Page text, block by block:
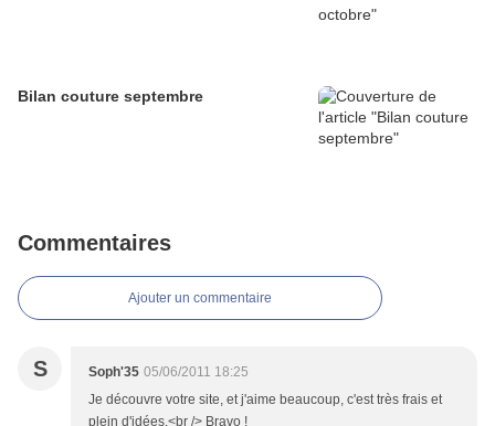
Bilan couture septembre
Commentaires
Ajouter un commentaire
S Soph'35 05/06/2011 18:25
Je découvre votre site, et j'aime beaucoup, c'est très frais et
plein d'idées.<br /> Bravo !